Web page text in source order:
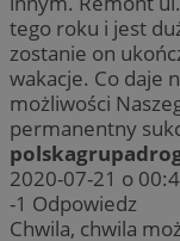
tego roku i jest
zostanie on
wakacje. Co daje
możliwości
permanentny
2020-07-21 o
-1 Odpowiedz
Chwila, chwila